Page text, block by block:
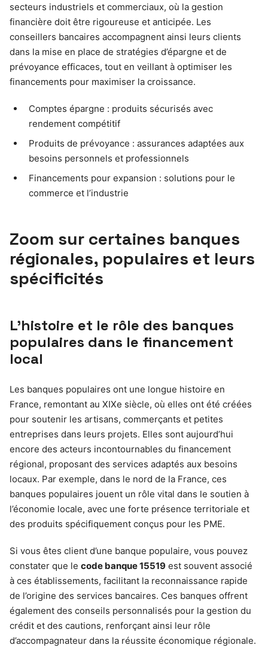
secteurs industriels et commerciaux, où la gestion
financière doit être rigoureuse et anticipée. Les
conseillers bancaires accompagnent ainsi leurs clients
dans la mise en place de stratégies d’épargne et de
prévoyance efficaces, tout en veillant à optimiser les
financements pour maximiser la croissance.
Comptes épargne : produits sécurisés avec
rendement compétitif
Produits de prévoyance : assurances adaptées aux
besoins personnels et professionnels
Financements pour expansion : solutions pour le
commerce et l’industrie
Zoom sur certaines banques
régionales, populaires et leurs
spécificités
L’histoire et le rôle des banques
populaires dans le financement
local
Les banques populaires ont une longue histoire en
France, remontant au XIXe siècle, où elles ont été créées
pour soutenir les artisans, commerçants et petites
entreprises dans leurs projets. Elles sont aujourd’hui
encore des acteurs incontournables du financement
régional, proposant des services adaptés aux besoins
locaux. Par exemple, dans le nord de la France, ces
banques populaires jouent un rôle vital dans le soutien à
l’économie locale, avec une forte présence territoriale et
des produits spécifiquement conçus pour les PME.
Si vous êtes client d’une banque populaire, vous pouvez
constater que le code banque 15519 est souvent associé
à ces établissements, facilitant la reconnaissance rapide
de l’origine des services bancaires. Ces banques offrent
également des conseils personnalisés pour la gestion du
crédit et des cautions, renforçant ainsi leur rôle
d’accompagnateur dans la réussite économique régionale.